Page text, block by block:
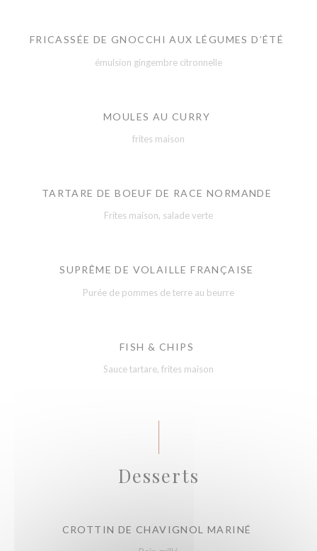
FRICASSÉE DE GNOCCHI AUX LÉGUMES D’ÉTÉ
émulsion gingembre citronnelle
MOULES AU CURRY
frites maison
TARTARE DE BOEUF DE RACE NORMANDE
Frites maison, salade verte
SUPRÊME DE VOLAILLE FRANÇAISE
Purée de pommes de terre au beurre
FISH & CHIPS
Sauce tartare, frites maison
Desserts
CROTTIN DE CHAVIGNOL MARINÉ